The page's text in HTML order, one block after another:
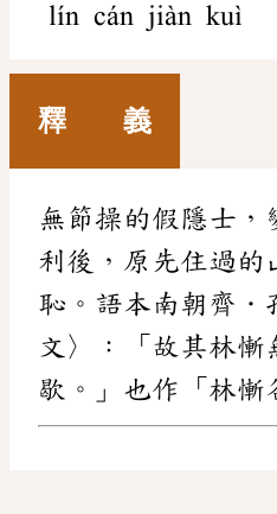
lín cán jiàn kuì
釋 義
無節操的假隱士，
利後，原先住過的
恥。語本南朝齊．
文〉：「故其林慚
歇。」也作「林慚